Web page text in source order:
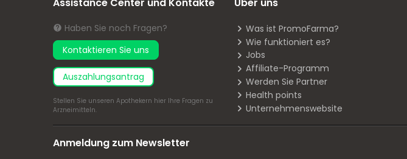
Haben Sie noch Fragen?
Kontaktieren Sie uns
Auszahlungsantrag
Stellen Sie unseren Apothekern hier Ihre Fragen zu
Arzneimitteln.
Was ist PromoFarma?
Wie funktioniert es?
Jobs
Affiliate-Programm
Werden Sie Partner
Health points
Unternehmenswebsite
Anmeldung zum Newsletter